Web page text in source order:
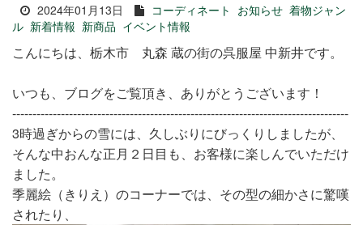
2024年01月13日 コーディネート お知らせ 着物ジャン
ル 新着情報 新商品 イベント情報
こんにちは、栃木市 丸森 蔵の街の呉服屋 中新井です。
いつも、ブログをご覧頂き、ありがとうございます！
-----------------------------------------------------------------------------------
3時過ぎからの雪には、久しぶりにびっくりしましたが、
そんな中おんな正月２日目も、お客様に楽しんでいただけ
ました。
季麗絵（きりえ）のコーナーでは、その型の細かさに驚嘆
されたり、